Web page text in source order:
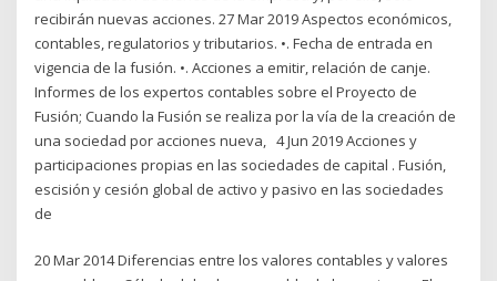
recibirán nuevas acciones. 27 Mar 2019 Aspectos económicos,
contables, regulatorios y tributarios. •. Fecha de entrada en
vigencia de la fusión. •. Acciones a emitir, relación de canje.
Informes de los expertos contables sobre el Proyecto de
Fusión; Cuando la Fusión se realiza por la vía de la creación de
una sociedad por acciones nueva, 4 Jun 2019 Acciones y
participaciones propias en las sociedades de capital . Fusión,
escisión y cesión global de activo y pasivo en las sociedades
de
20 Mar 2014 Diferencias entre los valores contables y valores